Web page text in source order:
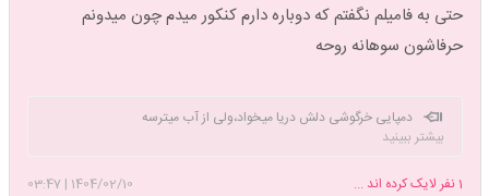
حتی به فامیلم نگفتم که دوباره دارم کنکور میدم چون میدونم
حرفاشون سوهانه روحه
دمپایی خرگوشی دلش دریا میخواد،ولی از آب میترسه
بیشتر ببینید
1404/02/10
|
03:47 1نفر لایک کرده اند ...